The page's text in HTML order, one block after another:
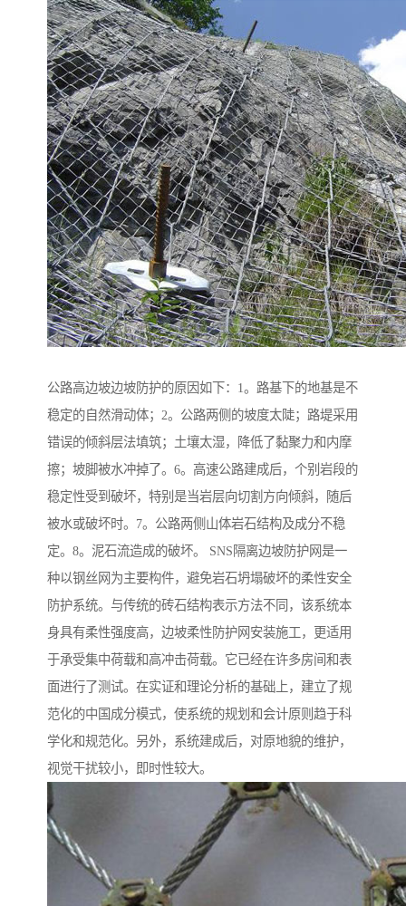
公路高边坡边坡防护的原因如下：1。路基下的地基是不
稳定的自然滑动体；2。公路两侧的坡度太陡；路堤采用
错误的倾斜层法填筑；土壤太湿，降低了黏聚力和内摩
擦；坡脚被水冲掉了。6。高速公路建成后，个别岩段的
稳定性受到破坏，特别是当岩层向切割方向倾斜，随后
被水或破坏时。7。公路两侧山体岩石结构及成分不稳
定。8。泥石流造成的破坏。 SNS隔离边坡防护网是一
种以钢丝网为主要构件，避免岩石坍塌破坏的柔性安全
防护系统。与传统的砖石结构表示方法不同，该系统本
身具有柔性强度高，边坡柔性防护网安装施工，更适用
于承受集中荷载和高冲击荷载。它已经在许多房间和表
面进行了测试。在实证和理论分析的基础上，建立了规
范化的中国成分模式，使系统的规划和会计原则趋于科
学化和规范化。另外，系统建成后，对原地貌的维护，
视觉干扰较小，即时性较大。